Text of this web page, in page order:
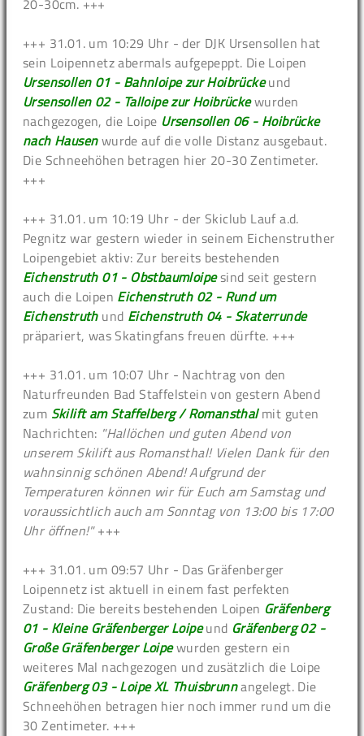
+++ 31.01. um 10:29 Uhr - der DJK Ursensollen hat
sein Loipennetz abermals aufgepeppt. Die Loipen
Ursensollen 01 - Bahnloipe zur Hoibrückeund
Ursensollen 02 - Talloipe zur Hoibrückewurden
nachgezogen, die Loipe Ursensollen 06 - Hoibrücke
nach Hausenwurde auf die volle Distanz ausgebaut.
Die Schneehöhen betragen hier 20-30 Zentimeter.
+++
+++ 31.01. um 10:19 Uhr - der Skiclub Lauf a.d.
Pegnitz war gestern wieder in seinem Eichenstruther
Loipengebiet aktiv: Zur bereits bestehenden
Eichenstruth 01 - Obstbaumloipesind seit gestern
auch die Loipen Eichenstruth 02 - Rund um
Eichenstruthund Eichenstruth 04 - Skaterrunde
präpariert, was Skatingfans freuen dürfte. +++
+++ 31.01. um 10:07 Uhr - Nachtrag von den
Naturfreunden Bad Staffelstein von gestern Abend
zum Skilift am Staffelberg / Romansthalmit guten
Nachrichten: "Hallöchen und guten Abend von
unserem Skilift aus Romansthal! Vielen Dank für den
wahnsinnig schönen Abend! Aufgrund der
Temperaturen können wir für Euch am Samstag und
voraussichtlich auch am Sonntag von 13:00 bis 17:00
Uhr öffnen!"+++
+++ 31.01. um 09:57 Uhr - Das Gräfenberger
Loipennetz ist aktuell in einem fast perfekten
Zustand: Die bereits bestehenden Loipen Gräfenberg
01 - Kleine Gräfenberger Loipeund Gräfenberg 02 -
Große Gräfenberger Loipewurden gestern ein
weiteres Mal nachgezogen und zusätzlich die Loipe
Gräfenberg 03 - Loipe XL Thuisbrunnangelegt. Die
Schneehöhen betragen hier noch immer rund um die
30 Zentimeter. +++